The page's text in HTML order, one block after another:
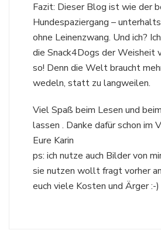
Fazit: Dieser Blog ist wie der
Hundespaziergang –
ohne Leinenzwang. Und ich?
die Snack4Dogs der
so! Denn die Welt braucht
wedeln, statt zu langweilen.
Viel Spaß beim Lesen und
lassen . Danke dafür schon im
Eure Karin
ps: ich nutze auch Bilder von
sie nutzen wollt fragt vorher
euch viele Kosten und Ärger :-)